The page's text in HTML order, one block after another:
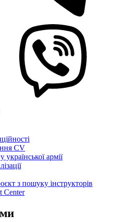
CV
армії
з пошуку інструкторів
Center